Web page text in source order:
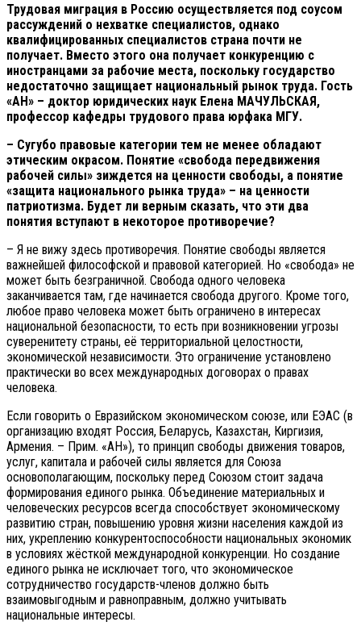
Трудовая миграция в Россию осуществляется под соусом
рассуждений о нехватке специалистов, однако
квалифицированных специалистов страна почти не
получает. Вместо этого она получает конкуренцию с
иностранцами за рабочие места, поскольку государство
недостаточно защищает национальный рынок труда. Гость
«АН» – доктор юридических наук Елена МАЧУЛЬСКАЯ,
профессор кафедры трудового права юрфака МГУ.
– Сугубо правовые категории тем не менее обладают
этическим окрасом. Понятие «свобода передвижения
рабочей силы» зиждется на ценности свободы, а понятие
«защита национального рынка труда» – на ценности
патриотизма. Будет ли верным сказать, что эти два
понятия вступают в некоторое противоречие?
– Я не вижу здесь противоречия. Понятие свободы является
важнейшей философской и правовой категорией. Но «свобода» не
может быть безграничной. Свобода одного человека
заканчивается там, где начинается свобода другого. Кроме того,
любое право человека может быть ограничено в интересах
национальной безопасности, то есть при возникновении угрозы
суверенитету страны, её территориальной целостности,
экономической независимости. Это ограничение установлено
практически во всех международных договорах о правах
человека.
Если говорить о Евразийском экономическом союзе, или ЕЭАС (в
организацию входят Россия, Беларусь, Казахстан, Киргизия,
Армения. – Прим. «АН»), то принцип свободы движения товаров,
услуг, капитала и рабочей силы является для Союза
основополагающим, поскольку перед Союзом стоит задача
формирования единого рынка. Объединение материальных и
человеческих ресурсов всегда способствует экономическому
развитию стран, повышению уровня жизни населения каждой из
них, укреплению конкурентоспособности национальных экономик
в условиях жёсткой международной конкуренции. Но создание
единого рынка не исключает того, что экономическое
сотрудничество государств-членов должно быть
взаимовыгодным и равноправным, должно учитывать
национальные интересы.